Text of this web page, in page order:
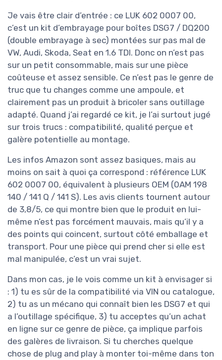
Je vais être clair d’entrée : ce LUK 602 0007 00,
c’est un kit d’embrayage pour boîtes DSG7 / DQ200
(double embrayage à sec) montées sur pas mal de
VW, Audi, Skoda, Seat en 1.6 TDI. Donc on n’est pas
sur un petit consommable, mais sur une pièce
coûteuse et assez sensible. Ce n’est pas le genre de
truc que tu changes comme une ampoule, et
clairement pas un produit à bricoler sans outillage
adapté. Quand j’ai regardé ce kit, je l’ai surtout jugé
sur trois trucs : compatibilité, qualité perçue et
galère potentielle au montage.
Les infos Amazon sont assez basiques, mais au
moins on sait à quoi ça correspond : référence LUK
602 0007 00, équivalent à plusieurs OEM (0AM 198
140 / 141 Q / 141 S). Les avis clients tournent autour
de 3,8/5, ce qui montre bien que le produit en lui-
même n’est pas forcément mauvais, mais qu’il y a
des points qui coincent, surtout côté emballage et
transport. Pour une pièce qui prend cher si elle est
mal manipulée, c’est un vrai sujet.
Dans mon cas, je le vois comme un kit à envisager si
: 1) tu es sûr de la compatibilité via VIN ou catalogue,
2) tu as un mécano qui connaît bien les DSG7 et qui
a l’outillage spécifique, 3) tu acceptes qu’un achat
en ligne sur ce genre de pièce, ça implique parfois
des galères de livraison. Si tu cherches quelque
chose de plug and play à monter toi-même dans ton